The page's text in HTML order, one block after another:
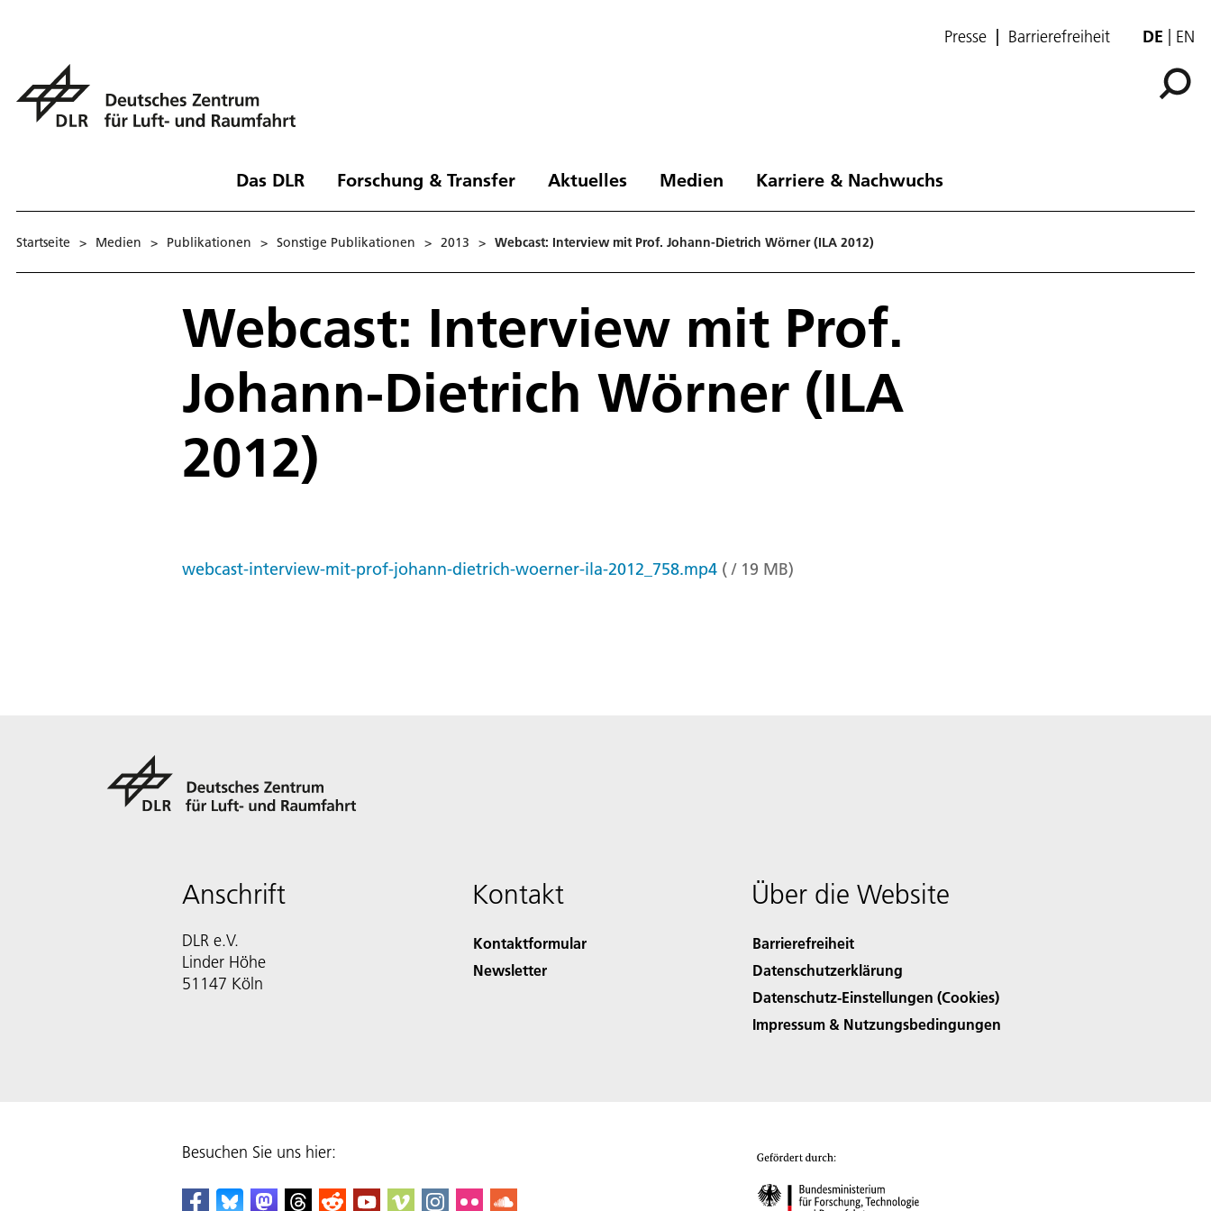
Presse Barrierefreiheit DE EN
Das DLR Forschung & Transfer Aktuelles Medien Karriere & Nachwuchs
Startseite > Medien > Publikationen > Sonstige Publikationen > 2013 > Webcast: Interview mit Prof. Johann-Dietrich Wörner (ILA 2012)
Webcast: Interview mit Prof.
Johann-Dietrich Wörner (ILA
2012)
webcast-interview-mit-prof-johann-dietrich-woerner-ila-2012_758.mp4 ( / 19 MB)
Anschrift
DLR e.V.
Linder Höhe
51147 Köln
Kontakt
Kontaktformular
Newsletter
Über die Website
Barrierefreiheit
Datenschutzerklärung
Datenschutz-Einstellungen (Cookies)
Impressum & Nutzungsbedingungen
Besuchen Sie uns hier: